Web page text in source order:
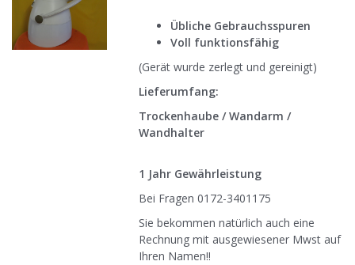
Übliche Gebrauchsspuren
Voll funktionsfähig
(Gerät wurde zerlegt und gereinigt)
Lieferumfang:
Trockenhaube / Wandarm /
Wandhalter
1 Jahr Gewährleistung
Bei Fragen 0172-3401175
Sie bekommen natürlich auch eine
Rechnung mit ausgewiesener Mwst auf
Ihren Namen!!